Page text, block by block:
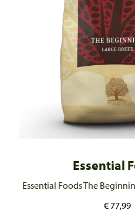
Essential
Essential Foods The
€77,99